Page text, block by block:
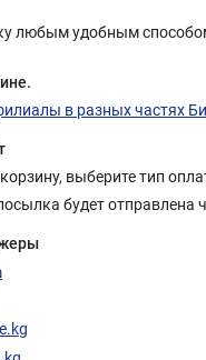
любым удобным
в разных частях
выберите тип
будет отправлена